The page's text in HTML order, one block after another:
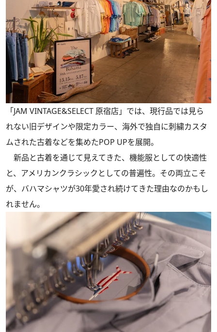
「JAM VINTAGE&SELECT 原宿店」では、現行品では見ら
れない旧デザインや限定カラー、海外で独自に刺繍カスタ
ムされた古着などを集めたPOP UPを展開。
新品と古着を通じて見えてきた、機能服としての快適性
と、アメリカンクラシックとしての普遍性。その両立こそ
が、バハマシャツが30年愛され続けてきた理由なのかもし
れません。